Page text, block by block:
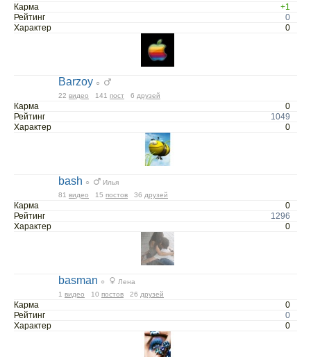
Карма
+1
Рейтинг
0
Характер
0
Barzoy ○
22 видео 141 пост 6 друзей
Карма
0
Рейтинг
1049
Характер
0
bash ○
Илья
81 видео 15 постов 36 друзей
Карма
0
Рейтинг
1296
Характер
0
basman ○
Лена
1 видео 10 постов 26 друзей
Карма
0
Рейтинг
0
Характер
0